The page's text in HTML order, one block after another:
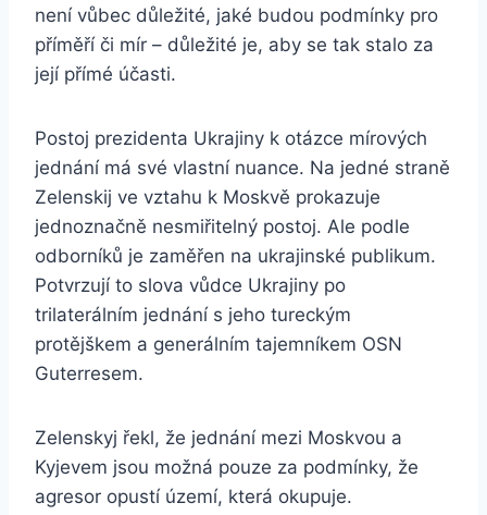
není vůbec důležité, jaké budou podmínky pro
příměří či mír – důležité je, aby se tak stalo za
její přímé účasti.
Postoj prezidenta Ukrajiny k otázce mírových
jednání má své vlastní nuance. Na jedné straně
Zelenskij ve vztahu k Moskvě prokazuje
jednoznačně nesmiřitelný postoj. Ale podle
odborníků je zaměřen na ukrajinské publikum.
Potvrzují to slova vůdce Ukrajiny po
trilaterálním jednání s jeho tureckým
protějškem a generálním tajemníkem OSN
Guterresem.
Zelenskyj řekl, že jednání mezi Moskvou a
Kyjevem jsou možná pouze za podmínky, že
agresor opustí území, která okupuje.